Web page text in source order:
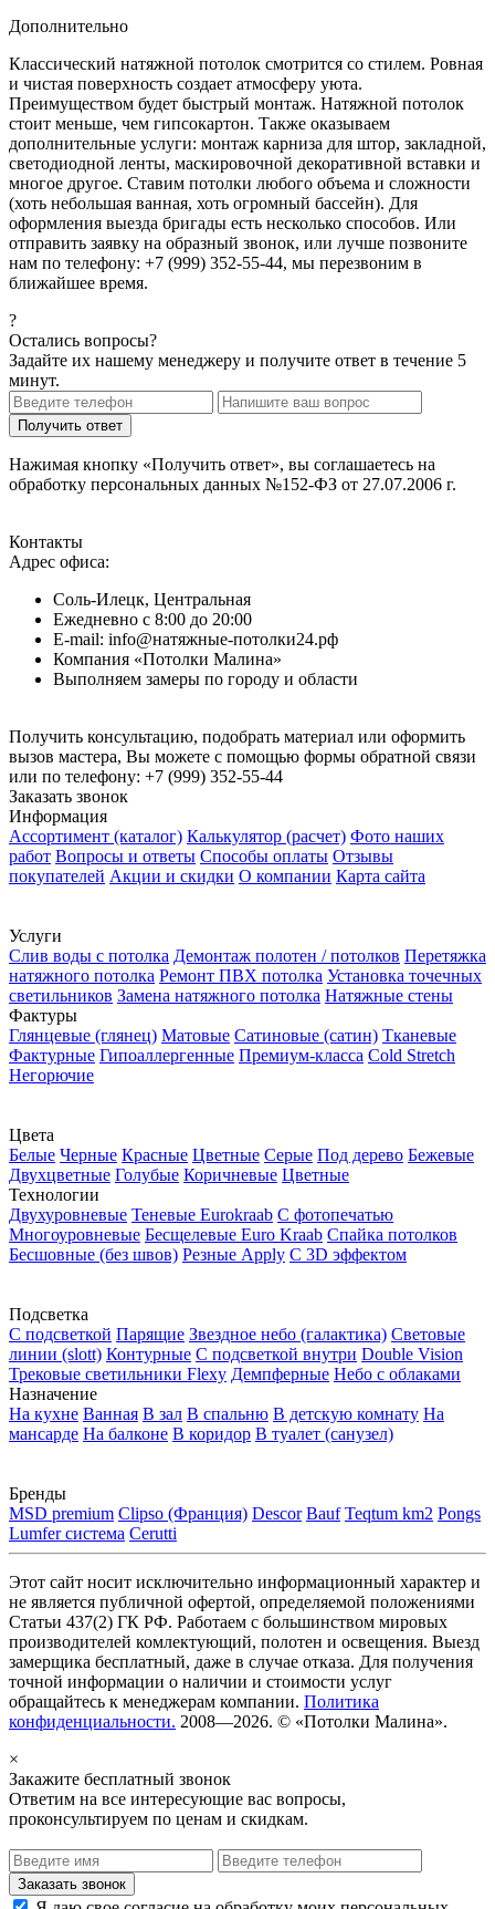
Дополнительно
Классический натяжной потолок смотрится со стилем. Ровная
и чистая поверхность создает атмосферу уюта.
Преимуществом будет быстрый монтаж. Натяжной потолок
стоит меньше, чем гипсокартон. Также оказываем
дополнительные услуги: монтаж карниза для штор, закладной,
светодиодной ленты, маскировочной декоративной вставки и
многое другое. Ставим потолки любого объема и сложности
(хоть небольшая ванная, хоть огромный бассейн). Для
оформления выезда бригады есть несколько способов. Или
отправить заявку на образный звонок, или лучше позвоните
нам по телефону: +7 (999) 352-55-44, мы перезвоним в
ближайшее время.
?
Остались вопросы?
Задайте их нашему менеджеру и получите ответ в течение 5
минут.
Нажимая кнопку «Получить ответ», вы соглашаетесь на
обработку персональных данных №152-ФЗ от 27.07.2006 г.
Контакты
Адрес офиса:
Соль-Илецк, Центральная
Ежедневно с 8:00 до 20:00
E-mail: info@натяжные-потолки24.рф
Компания «Потолки Малина»
Выполняем замеры по городу и области
Получить консультацию, подобрать материал или оформить
вызов мастера, Вы можете с помощью формы обратной связи
или по телефону: +7 (999) 352-55-44
Заказать звонок
Информация
Ассортимент (каталог) Калькулятор (расчет) Фото наших
работ Вопросы и ответы Способы оплаты Отзывы
покупателей Акции и скидки О компании Карта сайта
Услуги
Слив воды с потолка Демонтаж полотен / потолков Перетяжка
натяжного потолка Ремонт ПВХ потолка Установка точечных
светильников Замена натяжного потолка Натяжные стены
Фактуры
Глянцевые (глянец) Матовые Сатиновые (сатин) Тканевые
Фактурные Гипоаллергенные Премиум-класса Cold Stretch
Негорючие
Цвета
Белые Черные Красные Цветные Серые Под дерево Бежевые
Двухцветные Голубые Коричневые Цветные
Технологии
Двухуровневые Теневые Еurokraab С фотопечатью
Многоуровневые Бесщелевые Euro Kraab Спайка потолков
Бесшовные (без швов) Резные Apply С 3D эффектом
Подсветка
С подсветкой Парящие Звездное небо (галактика) Световые
линии (slott) Контурные С подсветкой внутри Double Vision
Трековые светильники Flexy Демпферные Небо с облаками
Назначение
На кухне Ванная В зал В спальню В детскую комнату На
мансарде На балконе В коридор В туалет (санузел)
Бренды
MSD premium Clipso (Франция) Descor Bauf Teqtum km2 Pongs
Lumfer система Cerutti
Этот сайт носит исключительно информационный характер и
не является публичной офертой, определяемой положениями
Статьи 437(2) ГК РФ. Работаем с большинством мировых
производителей комлектующий, полотен и освещения. Выезд
замерщика бесплатный, даже в случае отказа. Для получения
точной информации о наличии и стоимости услуг
обращайтесь к менеджерам компании. Политика
конфиденциальности. 2008—2026. © «Потолки Малина».
×
Закажите бесплатный звонок
Ответим на все интересующие вас вопросы,
проконсультируем по ценам и скидкам.